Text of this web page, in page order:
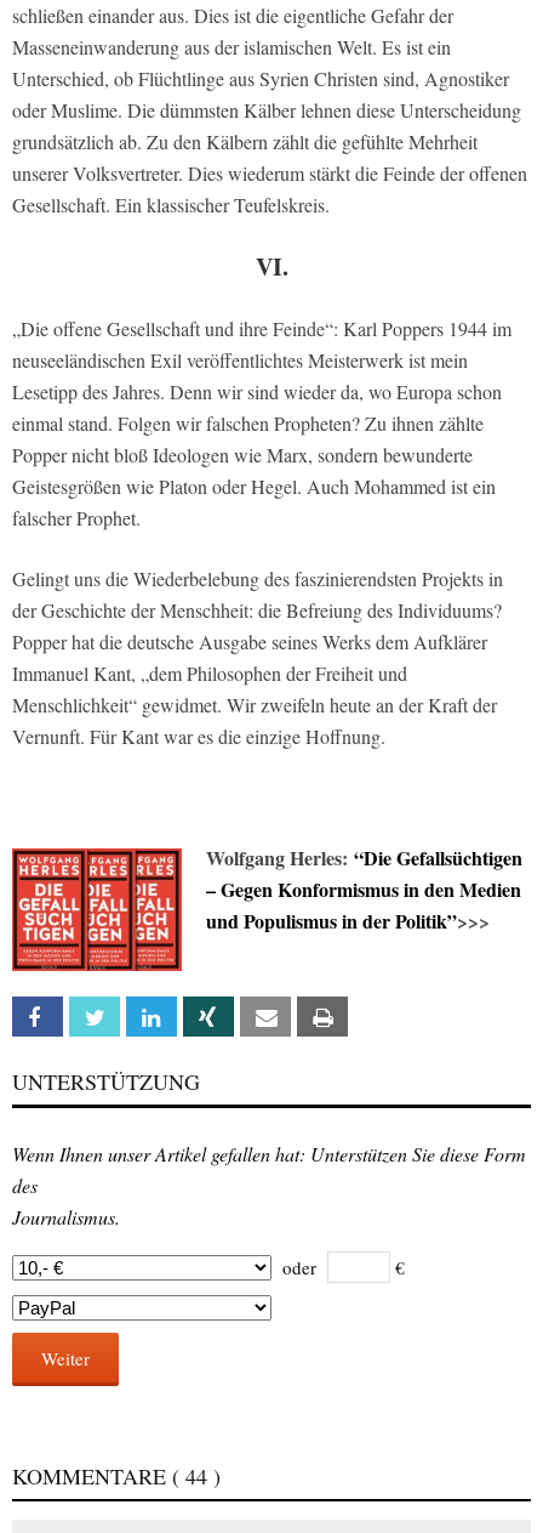
schließen einander aus. Dies ist die eigentliche Gefahr der
Masseneinwanderung aus der islamischen Welt. Es ist ein
Unterschied, ob Flüchtlinge aus Syrien Christen sind, Agnostiker
oder Muslime. Die dümmsten Kälber lehnen diese Unterscheidung
grundsätzlich ab. Zu den Kälbern zählt die gefühlte Mehrheit
unserer Volksvertreter. Dies wiederum stärkt die Feinde der offenen
Gesellschaft. Ein klassischer Teufelskreis.
VI.
„Die offene Gesellschaft und ihre Feinde“: Karl Poppers 1944 im
neuseeländischen Exil veröffentlichtes Meisterwerk ist mein
Lesetipp des Jahres. Denn wir sind wieder da, wo Europa schon
einmal stand. Folgen wir falschen Propheten? Zu ihnen zählte
Popper nicht bloß Ideologen wie Marx, sondern bewunderte
Geistesgrößen wie Platon oder Hegel. Auch Mohammed ist ein
falscher Prophet.
Gelingt uns die Wiederbelebung des faszinierendsten Projekts in
der Geschichte der Menschheit: die Befreiung des Individuums?
Popper hat die deutsche Ausgabe seines Werks dem Aufklärer
Immanuel Kant, „dem Philosophen der Freiheit und
Menschlichkeit“ gewidmet. Wir zweifeln heute an der Kraft der
Vernunft. Für Kant war es die einzige Hoffnung.
Wolfgang Herles: “Die Gefallsüchtigen
– Gegen Konformismus in den Medien
und Populismus in der Politik”>>>
Facebook Twitter Linkedin Xing Email
UNTERSTÜTZUNG
Wenn Ihnen unser Artikel gefallen hat: Unterstützen Sie diese Form
des
Journalismus.
oder €
Weiter
KOMMENTARE ( 44 )